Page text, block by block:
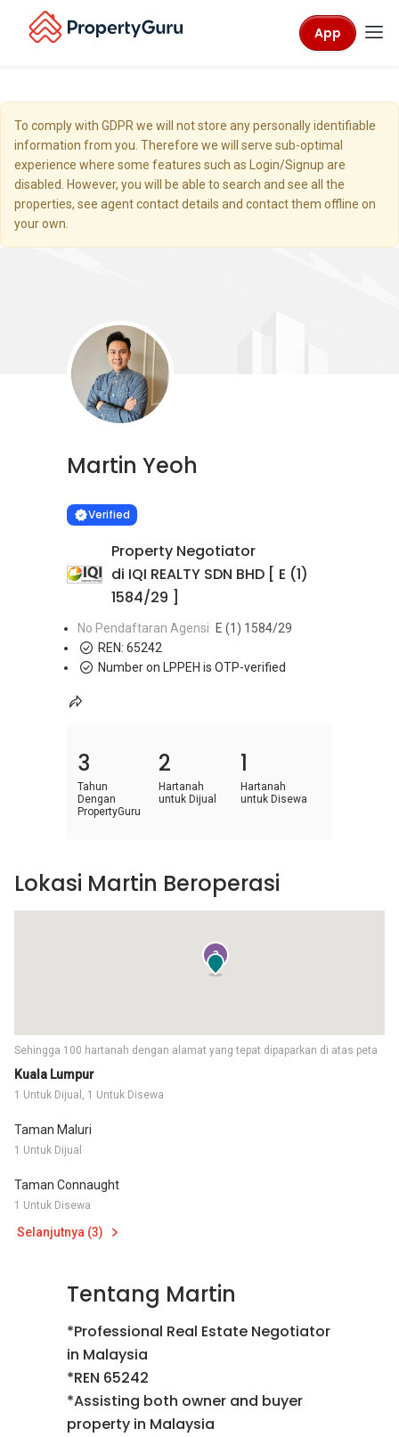
App
To comply with GDPR we will not store any personally identifiable
information from you. Therefore we will serve sub-optimal
experience where some features such as Login/Signup are
disabled. However, you will be able to search and see all the
properties, see agent contact details and contact them offline on
your own.
Martin Yeoh
VERIFIED
Verified
Property Negotiator
di IQI REALTY SDN BHD [ E (1)
1584/29 ]
No Pendaftaran Agensi
E (1) 1584/29
REN: 65242
Number on LPPEH is OTP-verified
3
Tahun
Dengan
PropertyGuru
2
Hartanah
untuk Dijual
1
Hartanah
untuk Disewa
Kuala Lumpur
1 Untuk Dijual, 1 Untuk Disewa
Taman Maluri
1 Untuk Dijual
Taman Connaught
1 Untuk Disewa
Selanjutnya (3)
Sehingga 100 hartanah dengan alamat yang tepat dipaparkan di atas peta
2
Lokasi Martin Beroperasi
Tentang Martin
*Professional Real Estate Negotiator
in Malaysia
*REN 65242
*Assisting both owner and buyer
property in Malaysia
Learn more